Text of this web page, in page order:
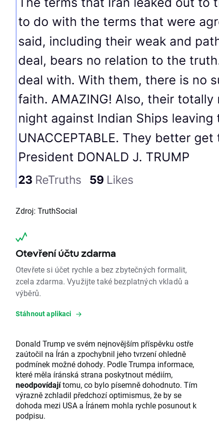
Zdroj: TruthSocial
Otevření účtu zdarma
Otevřete si účet rychle a bez zbytečných formalit,
zcela zdarma. Využijte také bezplatných vkladů a
výběrů.
Stáhnout aplikaci
Donald Trump ve svém nejnovějším příspěvku ostře
zaútočil na Írán a zpochybnil jeho tvrzení ohledně
podmínek možné dohody. Podle Trumpa informace,
které měla íránská strana poskytnout médiím,
neodpovídajítomu, co bylo písemně dohodnuto. Tím
výrazně zchladil předchozí optimismus, že by se
dohoda mezi USA a Íránem mohla rychle posunout k
podpisu.